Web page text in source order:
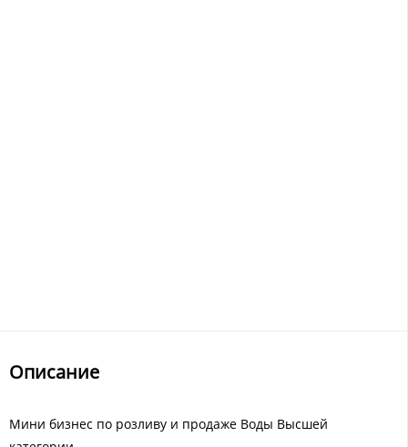
Описание
Мини бизнес по розливу и продаже Воды Высшей